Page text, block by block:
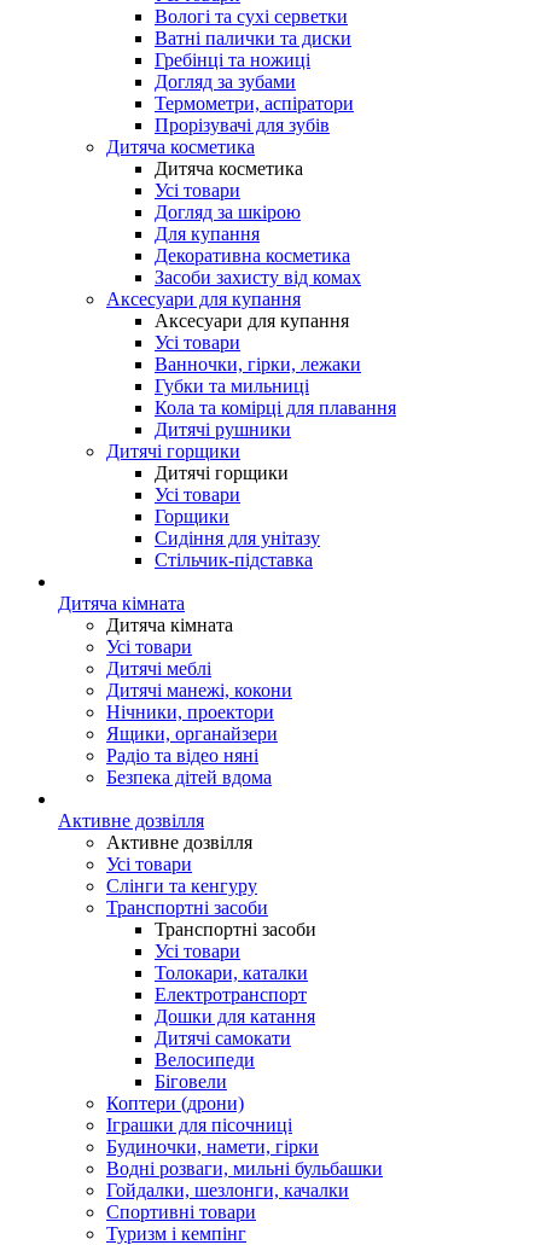
Вологі та сухі серветки
Ватні палички та диски
Гребінці та ножиці
Догляд за зубами
Термометри, аспіратори
Прорізувачі для зубів
Дитяча косметика
Дитяча косметика
Усі товари
Догляд за шкірою
Для купання
Декоративна косметика
Засоби захисту від комах
Аксесуари для купання
Аксесуари для купання
Усі товари
Ванночки, гірки, лежаки
Губки та мильниці
Кола та комірці для плавання
Дитячі рушники
Дитячі горщики
Дитячі горщики
Усі товари
Горщики
Сидіння для унітазу
Стільчик-підставка
Дитяча кімната
Дитяча кімната
Усі товари
Дитячі меблі
Дитячі манежі, кокони
Нічники, проектори
Ящики, органайзери
Радіо та відео няні
Безпека дітей вдома
Активне дозвілля
Активне дозвілля
Усі товари
Слінги та кенгуру
Транспортні засоби
Транспортні засоби
Усі товари
Толокари, каталки
Електротранспорт
Дошки для катання
Дитячі самокати
Велосипеди
Біговели
Коптери (дрони)
Іграшки для пісочниці
Будиночки, намети, гірки
Водні розваги, мильні бульбашки
Гойдалки, шезлонги, качалки
Спортивні товари
Туризм і кемпінг